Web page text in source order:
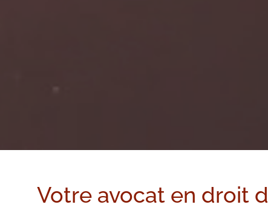
Votre avocat en droit